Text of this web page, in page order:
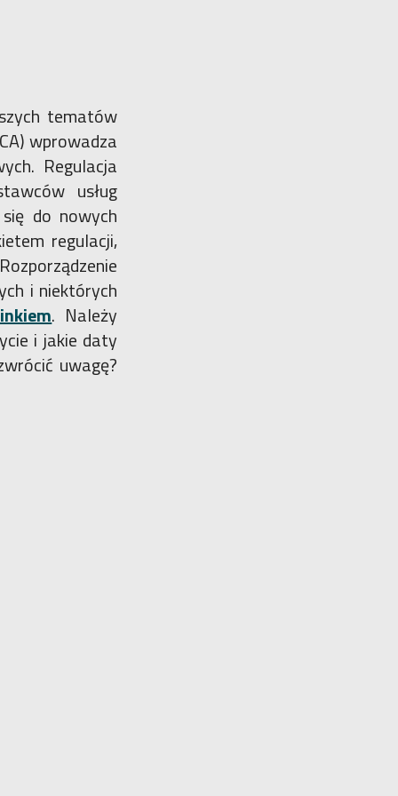
tematów
wprowadza
Regulacja
usług
do nowych
regulacji,
i niektórych
. Należy
i jakie daty
uwagę?